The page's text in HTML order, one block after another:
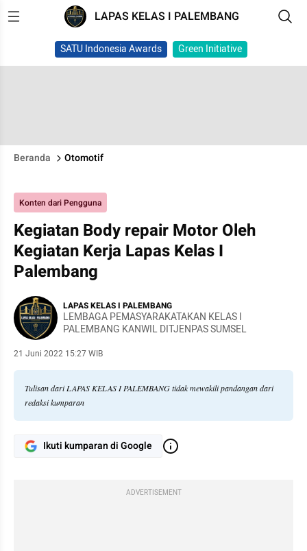
LAPAS KELAS I PALEMBANG
SATU Indonesia Awards Green Initiative
Beranda Otomotif
Konten dari Pengguna
Kegiatan Body repair Motor Oleh
Kegiatan Kerja Lapas Kelas I
Palembang
LAPAS KELAS I PALEMBANG
LEMBAGA PEMASYARAKATAKAN KELAS I
PALEMBANG KANWIL DITJENPAS SUMSEL
21 Juni 2022 15:27 WIB
Tulisan dari LAPAS KELAS I PALEMBANG tidak mewakili pandangan dari
redaksi kumparan
Ikuti kumparan di Google
ADVERTISEMENT